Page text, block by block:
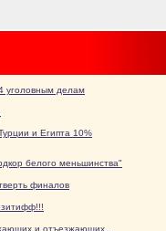
уголовным делам
и Египта 10%
белого меньшинства"
финалов
и отъезжающих...